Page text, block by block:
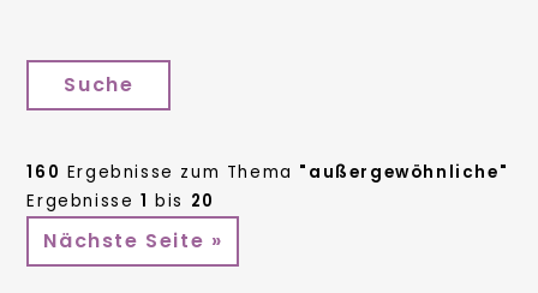
Suche
160 Ergebnisse zum Thema "außergewöhnliche"
Ergebnisse 1 bis 20
Nächste Seite »